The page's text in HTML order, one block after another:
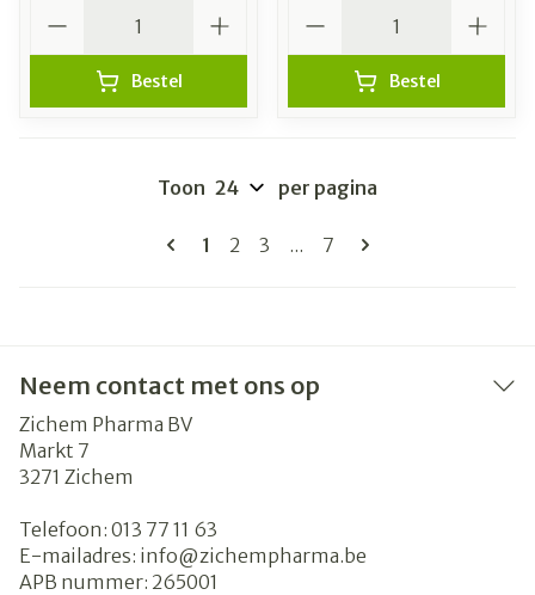
Bestel Bestel
Pagina's
U lees momenteel pagina
1 Pagina
2 Pagina
3 ... Pagina
7
Toon per pagina
Neem contact met ons op
Zichem Pharma BV
Markt 7
3271 Zichem
Telefoon: 013 77 11 63
E-mailadres: info@zichempharma.be
APB nummer: 265001